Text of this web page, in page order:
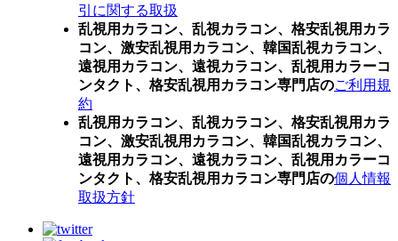
引に関する取扱
乱視用カラコン、乱視カラコン、格安乱視用カラ
コン、激安乱視用カラコン、韓国乱視カラコン、
遠視用カラコン、遠視カラコン、乱視用カラーコ
ンタクト、格安乱視用カラコン専門店のご利用規
約
乱視用カラコン、乱視カラコン、格安乱視用カラ
コン、激安乱視用カラコン、韓国乱視カラコン、
遠視用カラコン、遠視カラコン、乱視用カラーコ
ンタクト、格安乱視用カラコン専門店の個人情報
取扱方針